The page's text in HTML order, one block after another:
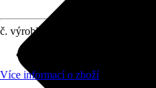
č. výrobku
Více informací o zboží